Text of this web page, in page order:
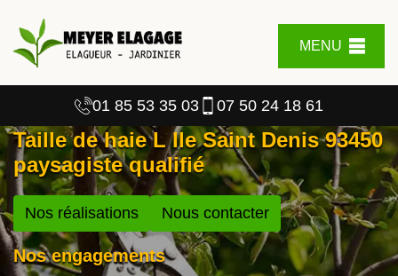
MENU
01 85 53 35 03 07 50 24 18 61
Taille de haie L Ile Saint Denis 93450
paysagiste qualifié
Nos réalisations Nous contacter
Nos engagements